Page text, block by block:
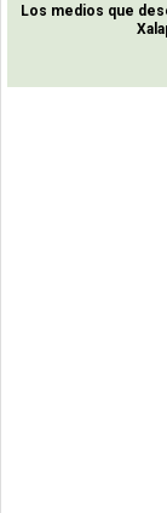
Los medios que